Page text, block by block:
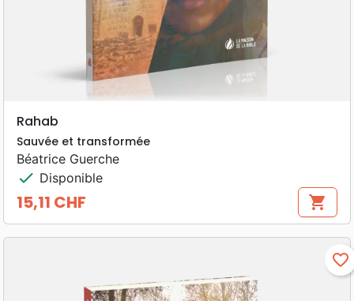
Rahab
Sauvée et transformée
Béatrice Guerche
check Disponible
Prix
15,11 CHF shopping_cart
favorite_border